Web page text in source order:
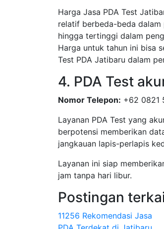
Harga Jasa PDA Test
relatif berbeda-beda dalam
hingga tertinggi dalam
Harga untuk tahun ini bisa
Test PDA Jatibaru dalam
4. PDA Test
Nomor Telepon: +62 0821
Layanan PDA Test yang
berpotensi memberikan
jangkauan lapis-perlapis
Layanan ini siap
jam tanpa hari libur.
Postingan
11256 Rekomendasi Jasa